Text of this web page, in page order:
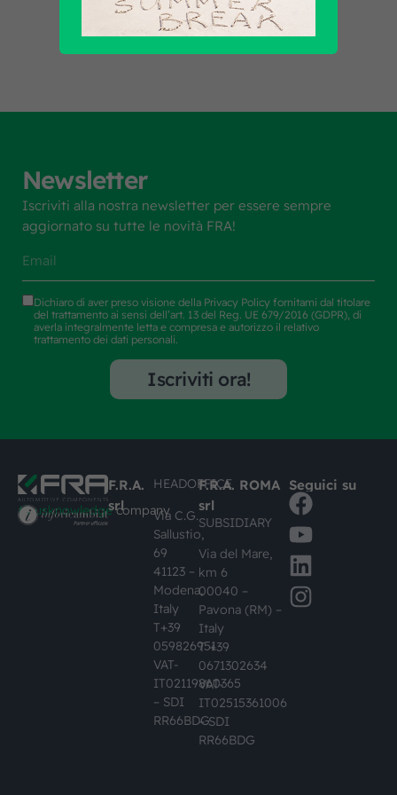
Newsletter
Iscriviti alla nostra newsletter per essere sempre
aggiornato su tutte le novità FRA!
Dichiaro di aver preso visione della Privacy Policy fornitami dal titolare
del trattamento ai sensi dell’art. 13 del Reg. UE 679/2016 (GDPR), di
averla integralmente letta e compresa e autorizzo il relativo
trattamento dei dati personali.
Iscriviti ora!
#busknowledgecompany
F.R.A.
srl
HEADOFFICE
Via C.G.
Sallustio,
69
41123 –
Modena,
Italy
T+39
059826951
VAT-
IT02119860365
– SDI
RR66BDG
F.R.A. ROMA
srl
SUBSIDIARY
Via del Mare,
km 6
00040 –
Pavona (RM) –
Italy
T +39
0671302634
VAT-
IT02515361006
– SDI
RR66BDG
Seguici su